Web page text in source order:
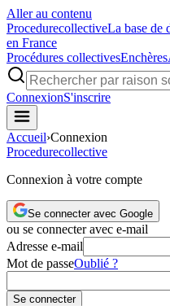
Aller au contenu
ProcedurecollectiveLa base de
en France
Procédures collectivesEnchères
ConnexionS'inscrire
Accueil›Connexion
Procedurecollective
Connexion à votre compte
Se connecter avec Google
ou se connecter avec e-mail
Adresse e-mail
Mot de passeOublié ?
Se connecter